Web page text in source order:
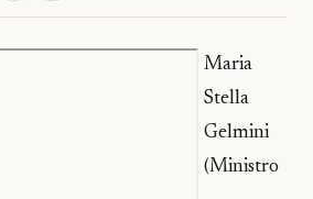
Maria
Stella
Gelmini
(Ministro